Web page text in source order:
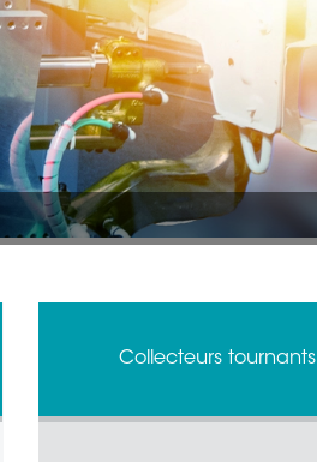
Collecteurs tournants